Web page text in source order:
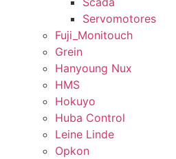
Servomotores
Fuji_Monitouch
Grein
Hanyoung Nux
HMS
Hokuyo
Huba Control
Leine Linde
Opkon